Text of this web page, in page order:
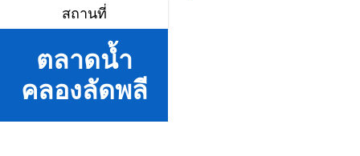
สถานที่
ตลาดน้ำ
คลองลัดพลี